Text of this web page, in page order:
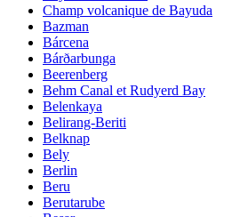
Champ volcanique de Bayuda
Bazman
Bárcena
Bárðarbunga
Beerenberg
Behm Canal et Rudyerd Bay
Belenkaya
Belirang-Beriti
Belknap
Bely
Berlin
Beru
Berutarube